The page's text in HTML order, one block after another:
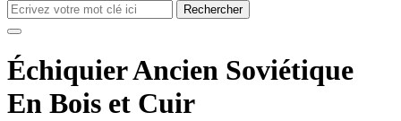
Rechercher
Échiquier Ancien Soviétique
En Bois et Cuir